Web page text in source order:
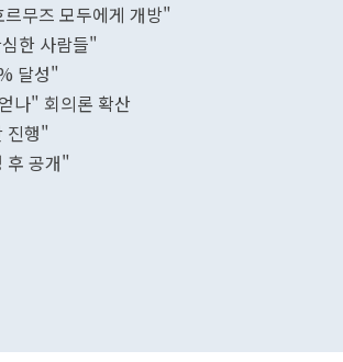
무즈 모두에게 개방"
한 사람들"
달성"
나" 회의론 확산
진행"
후 공개"